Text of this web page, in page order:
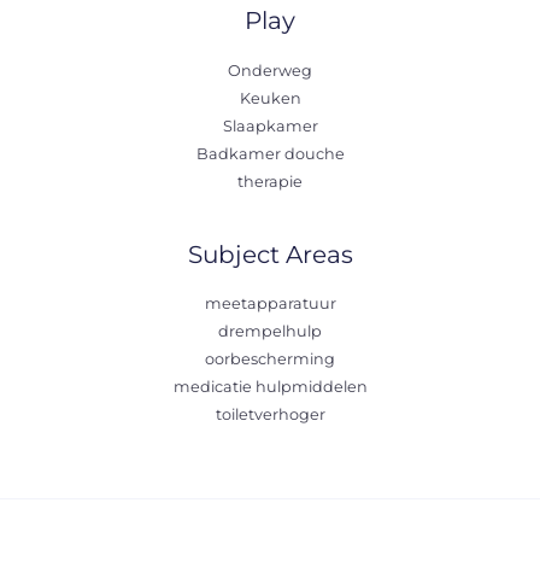
Play
Onderweg
Keuken
Slaapkamer
Badkamer douche
therapie
Subject Areas
meetapparatuur
drempelhulp
oorbescherming
medicatie hulpmiddelen
toiletverhoger